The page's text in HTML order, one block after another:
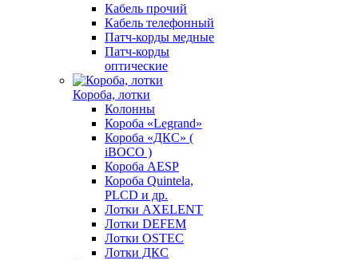
Кабель прочий
Кабель телефонный
Патч-корды медные
Патч-корды
оптические
Короба, лотки
Колонны
Короба «Legrand»
Короба «ДКС» (
iBOCO )
Короба AESP
Короба Quintela,
PLCD и др.
Лотки AXELENT
Лотки DEFEM
Лотки OSTEC
Лотки ДКС